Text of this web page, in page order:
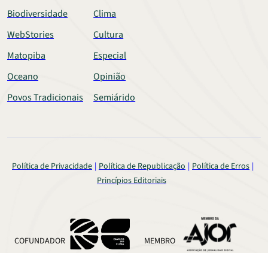
Biodiversidade
Clima
WebStories
Cultura
Matopiba
Especial
Oceano
Opinião
Povos Tradicionais
Semiárido
Política de Privacidade Política de Republicação
Política de Erros
Princípios Editoriais
COFUNDADOR MEMBRO